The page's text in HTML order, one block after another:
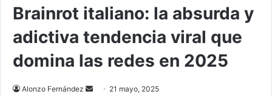
Brainrot italiano: la absurda y
adictiva tendencia viral que
domina las redes en 2025
Alonzo Fernández
Send 21 mayo, 2025